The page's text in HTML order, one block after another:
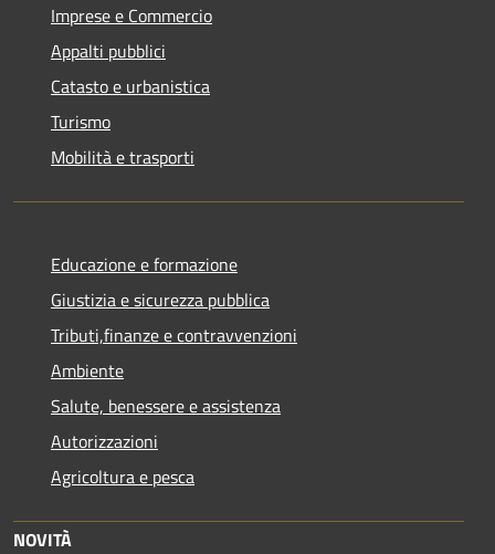
Imprese e Commercio
Appalti pubblici
Catasto e urbanistica
Turismo
Mobilità e trasporti
Educazione e formazione
Giustizia e sicurezza pubblica
Tributi,finanze e contravvenzioni
Ambiente
Salute, benessere e assistenza
Autorizzazioni
Agricoltura e pesca
NOVITÀ